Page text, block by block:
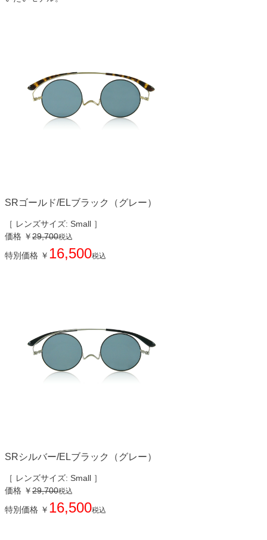
SRゴールド/ELブラック（グレー）
［ レンズサイズ: Small ］
価格 ￥29,700税込
特別価格 ￥ 16,500税込
SRシルバー/ELブラック（グレー）
［ レンズサイズ: Small ］
価格 ￥29,700税込
特別価格 ￥ 16,500税込